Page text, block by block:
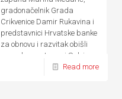
gradonačelnik Grada
Crikvenice Damir Rukavina i
predstavnici Hrvatske banke
za obnovu i razvitak obišli
su nedavno otvoreni Salvia
Senior Residence, […]
Read more